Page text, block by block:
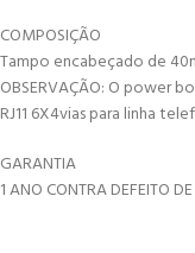
COMPOSIÇÃO
Tampo encabeçado de
OBSERVAÇÃO: O power
RJ11 6X4vias para linha
GARANTIA
1 ANO CONTRA DEFEITO